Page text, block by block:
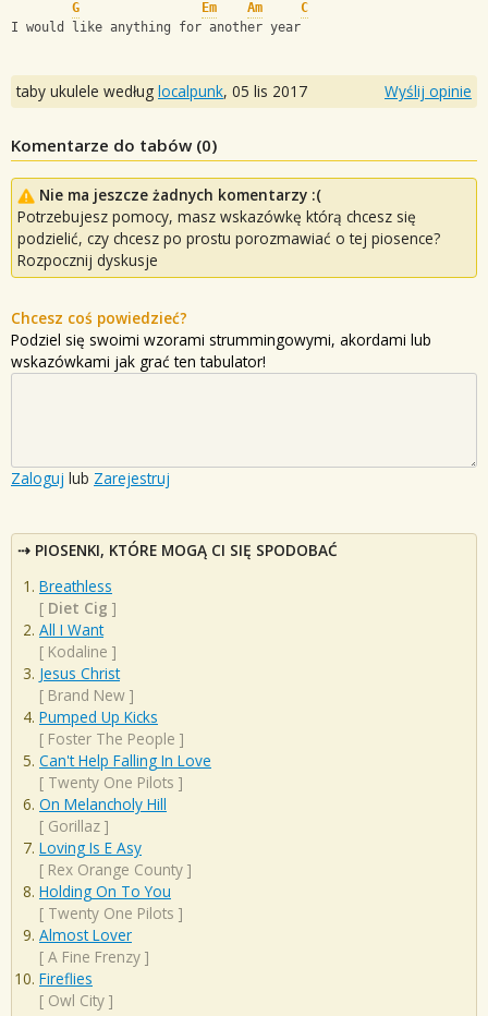
G Em Am
C
I would like anything for another year
taby ukulele według localpunk, 05 lis 2017 Wyślij opinie
Komentarze do tabów (0)
Nie ma jeszcze żadnych komentarzy :(
Potrzebujesz pomocy, masz wskazówkę którą chcesz się
podzielić, czy chcesz po prostu porozmawiać o tej piosence?
Rozpocznij dyskusje
Chcesz coś powiedzieć?
Podziel się swoimi wzorami strummingowymi, akordami lub
wskazówkami jak grać ten tabulator!
Zaloguj lub Zarejestruj
PIOSENKI, KTÓRE MOGĄ CI SIĘ SPODOBAĆ
Breathless
[ Diet Cig ]
All I Want
[ Kodaline ]
Jesus Christ
[ Brand New ]
Pumped Up Kicks
[ Foster The People ]
Can't Help Falling In Love
[ Twenty One Pilots ]
On Melancholy Hill
[ Gorillaz ]
Loving Is E Asy
[ Rex Orange County ]
Holding On To You
[ Twenty One Pilots ]
Almost Lover
[ A Fine Frenzy ]
Fireflies
[ Owl City ]